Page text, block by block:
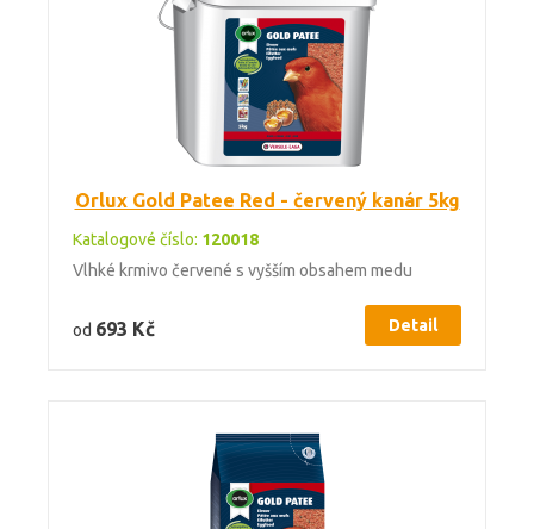
Orlux Gold Patee Red - červený kanár 5kg
Katalogové číslo: 120018
Vlhké krmivo červené s vyšším obsahem medu
od 693 Kč Detail